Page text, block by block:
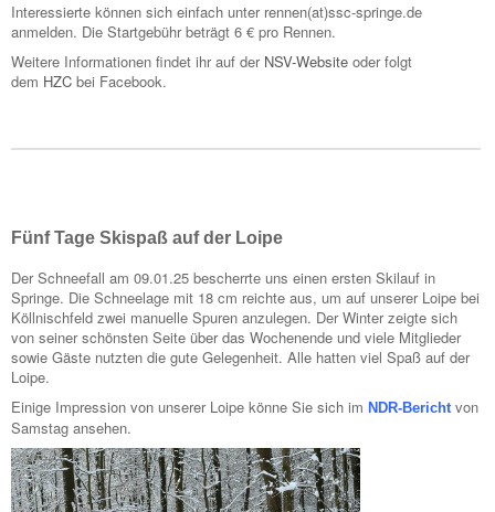
Interessierte können sich einfach unter rennen(at)ssc-springe.de
anmelden. Die Startgebühr beträgt 6 € pro Rennen.
Weitere Informationen findet ihr auf der NSV-Website oder folgt
dem HZC bei Facebook.
Fünf Tage Skispaß auf der Loipe
Der Schneefall am 09.01.25 bescherrte uns einen ersten Skilauf in
Springe. Die Schneelage mit 18 cm reichte aus, um auf unserer Loipe bei
Köllnischfeld zwei manuelle Spuren anzulegen. Der Winter zeigte sich
von seiner schönsten Seite über das Wochenende und viele Mitglieder
sowie Gäste nutzten die gute Gelegenheit. Alle hatten viel Spaß auf der
Loipe.
Einige Impression von unserer Loipe könne Sie sich im NDR-Berichtvon
Samstag ansehen.